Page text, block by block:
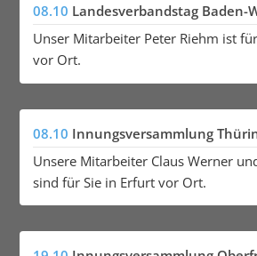
08.10 Landesverbandstag Baden-
Unser Mitarbeiter Peter Riehm ist
vor Ort.
08.10 Innungsversammlung
Unsere Mitarbeiter Claus Werner
sind für Sie in Erfurt vor Ort.